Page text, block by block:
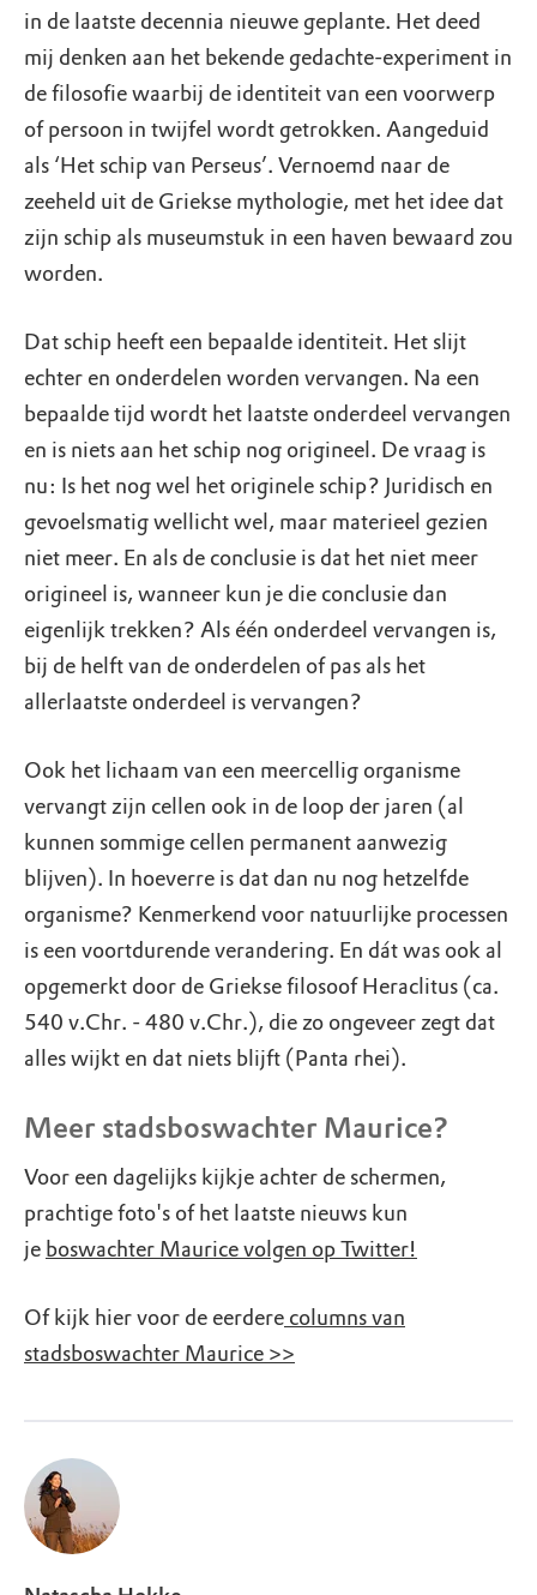
in de laatste decennia nieuwe geplante. Het deed
mij denken aan het bekende gedachte-experiment in
de filosofie waarbij de identiteit van een voorwerp
of persoon in twijfel wordt getrokken. Aangeduid
als ‘Het schip van Perseus’. Vernoemd naar de
zeeheld uit de Griekse mythologie, met het idee dat
zijn schip als museumstuk in een haven bewaard zou
worden.
Dat schip heeft een bepaalde identiteit. Het slijt
echter en onderdelen worden vervangen. Na een
bepaalde tijd wordt het laatste onderdeel vervangen
en is niets aan het schip nog origineel. De vraag is
nu: Is het nog wel het originele schip? Juridisch en
gevoelsmatig wellicht wel, maar materieel gezien
niet meer. En als de conclusie is dat het niet meer
origineel is, wanneer kun je die conclusie dan
eigenlijk trekken? Als één onderdeel vervangen is,
bij de helft van de onderdelen of pas als het
allerlaatste onderdeel is vervangen?
Ook het lichaam van een meercellig organisme
vervangt zijn cellen ook in de loop der jaren (al
kunnen sommige cellen permanent aanwezig
blijven). In hoeverre is dat dan nu nog hetzelfde
organisme? Kenmerkend voor natuurlijke processen
is een voortdurende verandering. En dát was ook al
opgemerkt door de Griekse filosoof Heraclitus (ca.
540 v.Chr. - 480 v.Chr.), die zo ongeveer zegt dat
alles wijkt en dat niets blijft (Panta rhei).
Meer stadsboswachter Maurice?
Voor een dagelijks kijkje achter de schermen,
prachtige foto's of het laatste nieuws kun
je boswachter Maurice volgen op Twitter!
Of kijk hier voor de eerdere columns van
stadsboswachter Maurice >>